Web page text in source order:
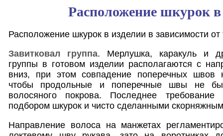
Расположение шкурок в
Расположение шкурок в изделии в зависимости
Завитковал группа. Мерлушка, каракуль и
группы в готовом изделии располагаются с
вниз, при этом совпадение поперечных швов
чтобы продольные и поперечные швы не
волосяного покрова. Последнее требование
подбором шкурок и чисто сделанными
Направление волоса на манжетах